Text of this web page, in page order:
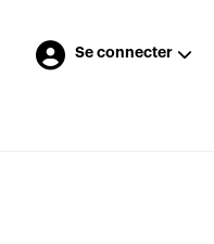
Se connecter